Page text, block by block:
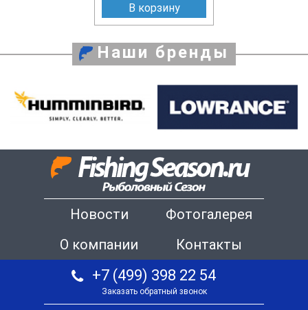
В корзину
Наши бренды
Новости
Фотогалерея
О компании
Контакты
+7 (499) 398 22 54
Заказать обратный звонок